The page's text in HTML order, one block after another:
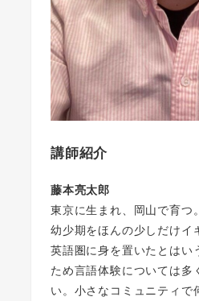
講師紹介
藤本亮太郎
東京に生まれ、岡山で育つ
幼少期をほんの少しだけイ
英語圏に身を置いたとはい
ため言語体験については多
い。小さなコミュニティで